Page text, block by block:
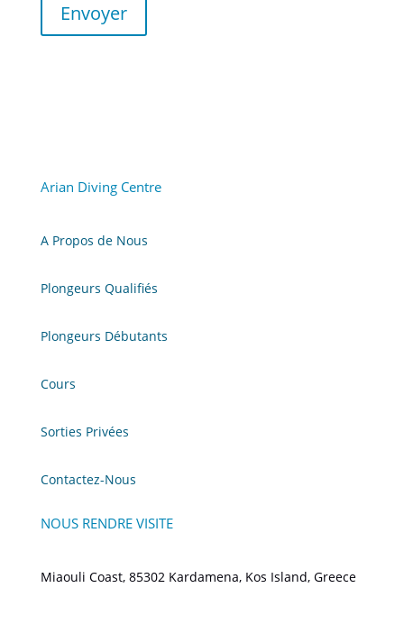
Envoyer
Arian Diving Centre
A Propos de Nous
Plongeurs Qualifiés
Plongeurs Débutants
Cours
Sorties Privées
Contactez-Nous
NOUS RENDRE VISITE
Miaouli Coast, 85302 Kardamena, Kos Island, Greece